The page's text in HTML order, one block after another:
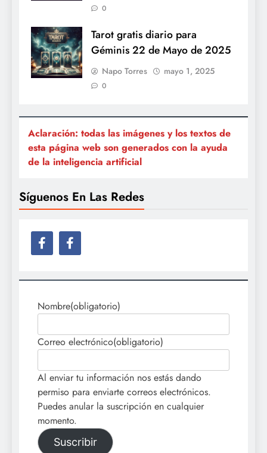
0
Tarot gratis diario para
Géminis 22 de Mayo de 2025
Napo Torres mayo 1, 2025
0
Aclaración: todas las imágenes y los textos de
esta página web son generados con la ayuda
de la inteligencia artificial
Síguenos En Las Redes
Nombre(obligatorio)
Correo electrónico(obligatorio)
Al enviar tu información nos estás dando
permiso para enviarte correos electrónicos.
Puedes anular la suscripción en cualquier
momento.
Suscribir